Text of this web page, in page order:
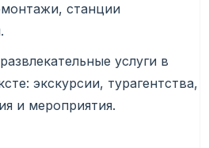
станции
услуги в
экскурсии, турагентства,
и мероприятия.